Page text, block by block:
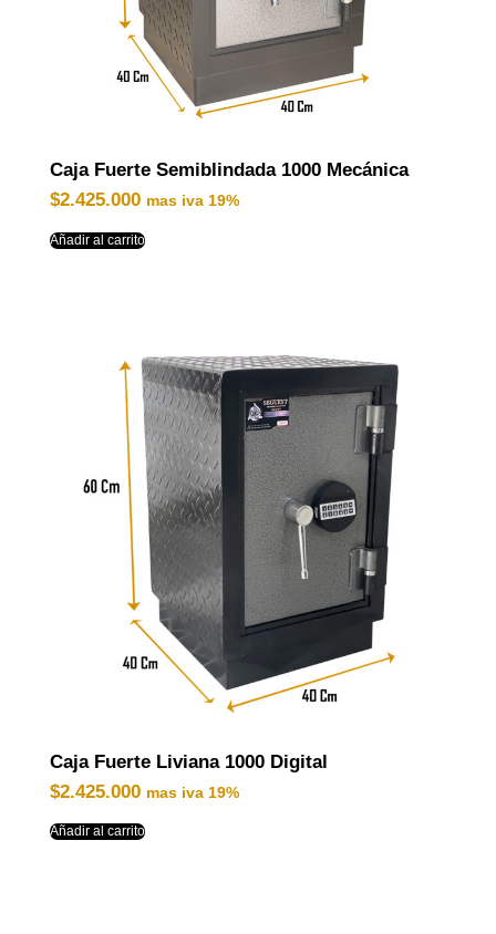
Caja Fuerte Semiblindada 1000 Mecánica
$2.425.000 mas iva 19%
Añadir al carrito
Caja Fuerte Liviana 1000 Digital
$2.425.000 mas iva 19%
Añadir al carrito